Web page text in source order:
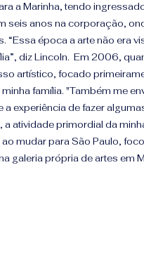
a Marinha, tendo
seis anos na corporação,
“Essa época a arte não era
diz Lincoln. Em 2006,
artístico, focado
família. "Também me
a experiência de fazer
atividade primordial da
mudar para São Paulo,
galeria própria de artes em